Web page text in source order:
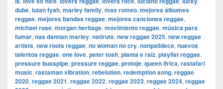
dube, lutan fyah, marley family, max romeo, mejores álbumes
reggae, mejores bandas reggae, mejores canciones reggae,
michael rose, morgan heritage, movimiento reggae, música para
fumar, nas damian marley, natiruts, new reggae 2025, new reggae
artists, new roots reggae, no woman no cry, nonpalidece, nuevos
talentos reggae, one love, peter tosh, planta e raíz, playlist reggae,
pressure busspipe, pressure reggae, protoje, queen ifrica, rastafari
music, rastaman vibration, rebelution, redemption song, reggae
2020, reggae 2021, reggae 2022, reggae 2023, reggae 2024, reggae